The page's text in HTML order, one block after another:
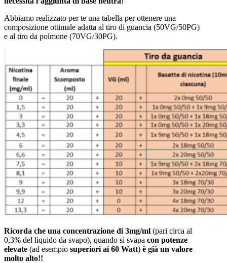
Abbiamo realizzato per te una tabella per ottenere una
composizione ottimale adatta al tiro di guancia (50VG/50PG)
e al tiro da polmone (70VG/30PG).
Ricorda che una concentrazione di 3mg/ml (pari circa al
0,3% del liquido da svapo), quando si svapa con potenze
elevate (ad esempio superiori ai 60 Watt) è già un valore
molto alto!!